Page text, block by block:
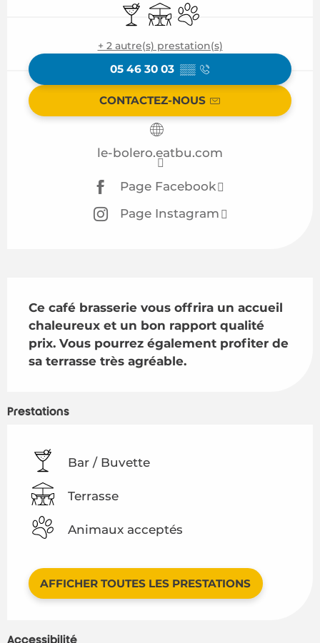
Bar / Buvette
TerrasseAnimaux acceptés
+ 2 autre(s) prestation(s)
05 46 30 03 ▒▒
CONTACTEZ-NOUS
le-bolero.eatbu.com
Page Facebook
Page Instagram
Ce café brasserie vous offrira un accueil
chaleureux et un bon rapport qualité
prix. Vous pourrez également profiter de
sa terrasse très agréable.
Prestations
Bar / Buvette
Terrasse
Animaux acceptés
AFFICHER TOUTES LES PRESTATIONS
Accessibilité